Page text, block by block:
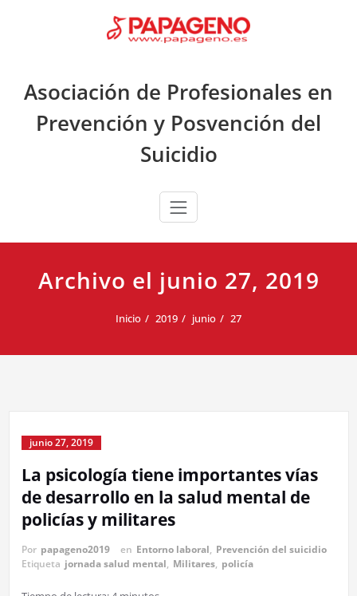
Asociación de Profesionales en
Prevención y Posvención del
Suicidio
Archivo el junio 27, 2019
Inicio 2019 junio 27
junio 27, 2019
La psicología tiene importantes vías
de desarrollo en la salud mental de
policías y militares
Por papageno2019 en Entorno laboral, Prevención del suicidio
Etiqueta jornada salud mental, Militares, policía